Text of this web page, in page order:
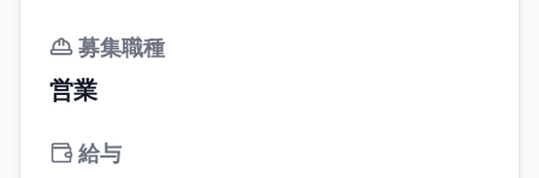
募集職種
営業
給与